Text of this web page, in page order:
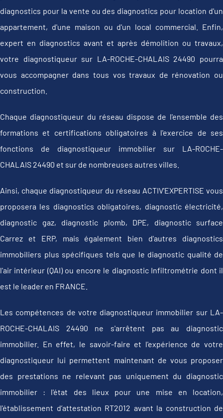
diagnostics pour la vente ou des diagnostics pour location d'un
appartement, d'une maison ou d'un local commercial. Enfin,
expert en diagnostics avant et après démolition ou travaux,
votre diagnostiqueur sur LA-ROCHE-CHALAIS 24490 pourra
vous accompagner dans tous vos travaux de rénovation ou
construction.
Chaque diagnostiqueur du réseau dispose de l'ensemble des
formations et certifications obligatoires à l'exercice de ses
fonctions de diagnostiqueur immobilier sur LA-ROCHE-
CHALAIS 24490 et sur de nombreuses autres villes.
Ainsi, chaque diagnostiqueur du réseau ACTIV'EXPERTISE vous
proposera les diagnostics obligatoires, diagnostic électricité,
diagnostic gaz, diagnostic plomb, DPE, diagnostic surface
Carrez et ERP, mais également bien d'autres diagnostics
immobiliers plus spécifiques tels que le diagnostic qualité de
l'air intérieur (QAI) ou encore le diagnostic Infiltrométrie dont il
est le leader en FRANCE.
Les compétences de votre diagnostiqueur immobilier sur LA-
ROCHE-CHALAIS 24490 ne s'arrêtent pas au diagnostic
immobilier. En effet, le savoir-faire et l'expérience de votre
diagnostiqueur lui permettent maintenant de vous proposer
des prestations ne relevant pas uniquement du diagnostic
immobilier : l'état des lieux pour une mise en location,
l'établissement d’attestation RT2012 avant la construction de